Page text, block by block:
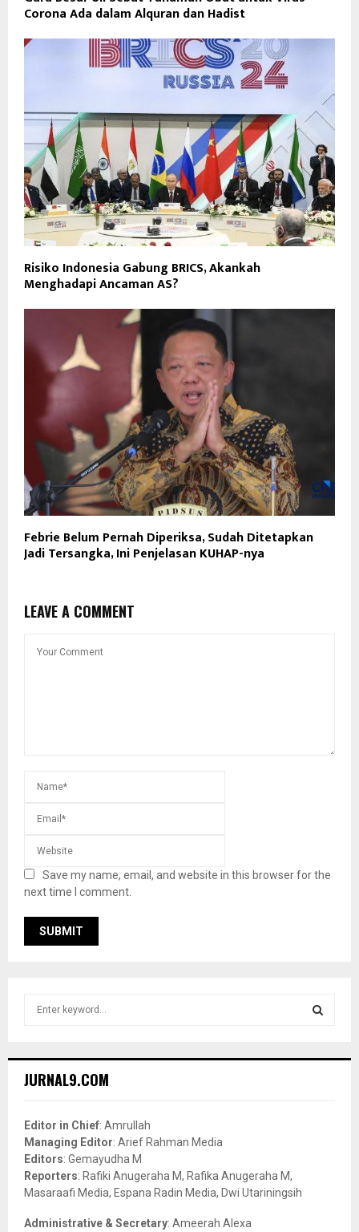
Corona Ada dalam Alquran dan Hadist
Risiko Indonesia Gabung BRICS, Akankah
Menghadapi Ancaman AS?
Febrie Belum Pernah Diperiksa, Sudah Ditetapkan
Jadi Tersangka, Ini Penjelasan KUHAP-nya
LEAVE A COMMENT
Save my name, email, and website in this browser for the
next time I comment.
h
o
r
:
JURNAL9.COM
Editor in Chief: Amrullah
Managing Editor: Arief Rahman Media
Editors: Gemayudha M
Reporters: Rafiki Anugeraha M, Rafika Anugeraha M,
Masaraafi Media, Espana Radin Media, Dwi Utariningsih
Administrative & Secretary: Ameerah Alexa